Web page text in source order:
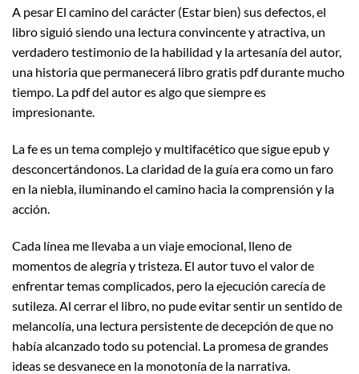
A pesar El camino del carácter (Estar bien) sus defectos, el
libro siguió siendo una lectura convincente y atractiva, un
verdadero testimonio de la habilidad y la artesanía del autor,
una historia que permanecerá libro gratis pdf durante mucho
tiempo. La pdf del autor es algo que siempre es
impresionante.
La fe es un tema complejo y multifacético que sigue epub y
desconcertándonos. La claridad de la guía era como un faro
en la niebla, iluminando el camino hacia la comprensión y la
acción.
Cada línea me llevaba a un viaje emocional, lleno de
momentos de alegría y tristeza. El autor tuvo el valor de
enfrentar temas complicados, pero la ejecución carecía de
sutileza. Al cerrar el libro, no pude evitar sentir un sentido de
melancolía, una lectura persistente de decepción de que no
había alcanzado todo su potencial. La promesa de grandes
ideas se desvanece en la monotonía de la narrativa.